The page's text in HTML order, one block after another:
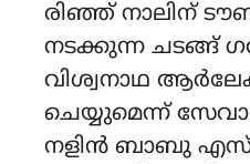
രിഞ്ഞ് നാലിന്
നടക്കുന്ന ചടങ്ങ്
വിശ്വനാഥ
ചെയ്യുമെന്ന്
നളിൻ ബാബു